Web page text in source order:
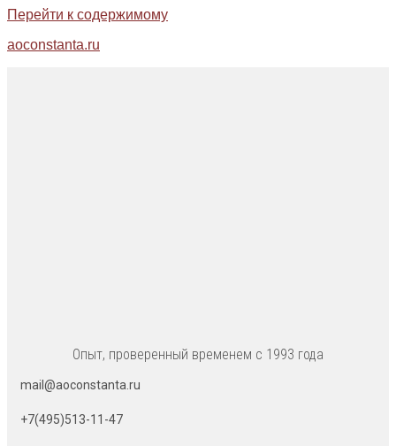
Перейти к содержимому
aoconstanta.ru
Опыт, проверенный временем с 1993 года
mail@aoconstanta.ru
+7(495)513-11-47